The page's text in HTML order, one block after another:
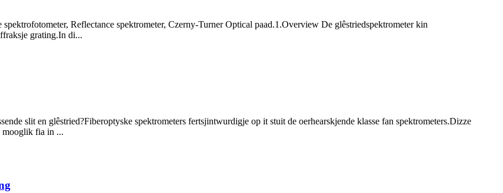
Reflectance spektrometer, Czerny-Turner Optical paad.1.Overview De glêstriedspektrometer kin
grating.In di...
slit en glêstried?Fiberoptyske spektrometers fertsjintwurdigje op it stuit de oerhearskjende klasse fan spektrometers.Dizze
mooglik fia in ...